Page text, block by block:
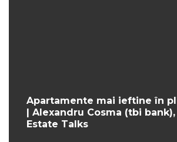
Apartamente mai ieftine în
| Alexandru Cosma (tbi bank),
Estate Talks